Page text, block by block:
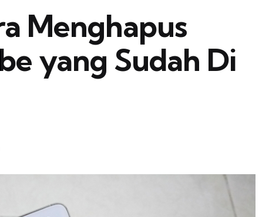
Menghapus
yang Sudah Di